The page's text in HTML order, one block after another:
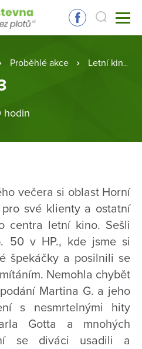
Proběhlé akce Letní kino 2023
hodin
večera si oblast Horní
své klienty a ostatní
centra letní kino. Sešli
50 v HP., kde jsme si
špekáčky a posilnili se
Nemohla chybět
Martina G. a jeho
s nesmrtelnými hity
Gotta a mnohých
se diváci usadili a